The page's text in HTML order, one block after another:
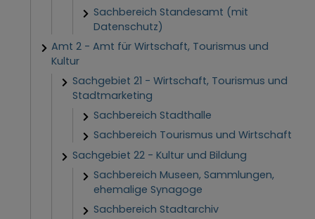
Sachbereich Standesamt (mit
Datenschutz)
Amt 2 - Amt für Wirtschaft, Tourismus und
Kultur
Sachgebiet 21 - Wirtschaft, Tourismus und
Stadtmarketing
Sachbereich Stadthalle
Sachbereich Tourismus und Wirtschaft
Sachgebiet 22 - Kultur und Bildung
Sachbereich Museen, Sammlungen,
ehemalige Synagoge
Sachbereich Stadtarchiv